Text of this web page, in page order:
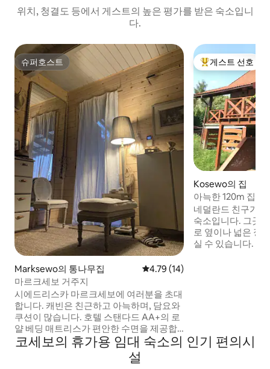
위치, 청결도 등에서 게스트의 높은 평가를 받은 숙소입니
다.
슈퍼호스트
슈퍼호스트
Marksewo의 통나무집 평점 4.79점(5점 만점), 후기 14
4.79 (14)
마르크세보 거주지
시에드리스카 마르크세보에 여러분을 초대
합니다. 캐빈은 친근하고 아늑하며, 담요와
쿠션이 많습니다. 호텔 스탠다드 AA+의 로
얄 베딩 매트리스가 편안한 수면을 제공합
니다. 평화와 휴식을 원하신다면 이곳이 바
로 여러분을 위한 숙소입니다. 숲속을 산책
하거나, 깨끗한 마크소비 호수에서 피로를
상위 게스트 선호
게스트 선호
Kosewo의 집
아늑한 120m 집,
네덜란드 친구가
숙소입니다. 그곳에서 휴식을 취하고 벽난
로 옆이나 넓은 정
실 수 있습니다. 근
있습니다. 강아지
지세요.
코세보의 휴가용 임대 숙소의 인기 편의시
설